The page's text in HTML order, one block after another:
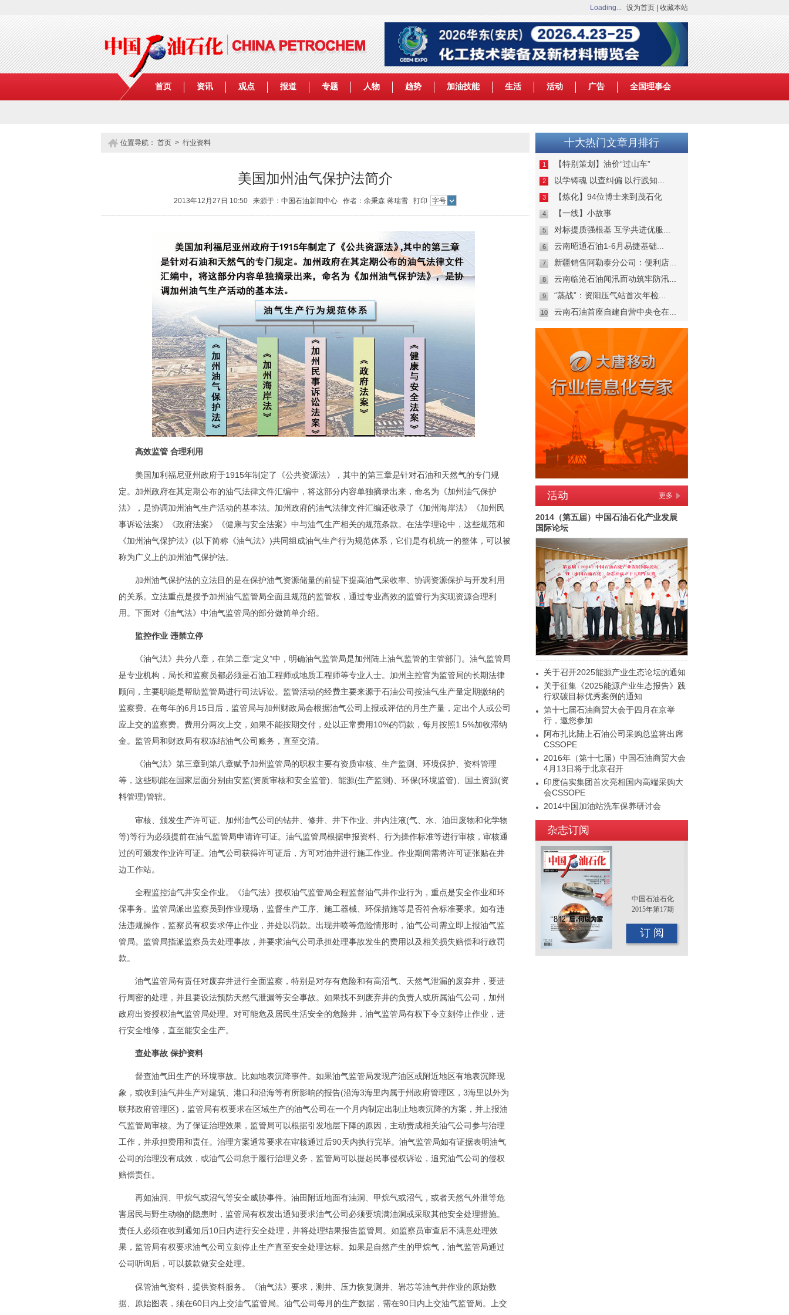
Loading... 设为首页 收藏本站
首页 资讯 观点 报道 专题 人物 趋势 加油技能 生活 活动 广告 全国理事会
位置导航： 首页 > 行业资料
美国加州油气保护法简介
2013年12月27日 10:50 来源于：中国石油新闻中心 作者：余秉森 蒋瑞雪 打印 字号
高效监管 合理利用
美国加利福尼亚州政府于1915年制定了《公共资源法》，其中的第三章是针对石油和天然气的专门规
定。加州政府在其定期公布的油气法律文件汇编中，将这部分内容单独摘录出来，命名为《加州油气保护
法》，是协调加州油气生产活动的基本法。加州政府的油气法律文件汇编还收录了《加州海岸法》《加州民
事诉讼法案》《政府法案》《健康与安全法案》中与油气生产相关的规范条款。在法学理论中，这些规范和
《加州油气保护法》(以下简称《油气法》)共同组成油气生产行为规范体系，它们是有机统一的整体，可以被
称为广义上的加州油气保护法。
加州油气保护法的立法目的是在保护油气资源储量的前提下提高油气采收率、协调资源保护与开发利用
的关系。立法重点是授予加州油气监管局全面且规范的监管权，通过专业高效的监管行为实现资源合理利
用。下面对《油气法》中油气监管局的部分做简单介绍。
监控作业 违禁立停
《油气法》共分八章，在第二章“定义”中，明确油气监管局是加州陆上油气监管的主管部门。油气监管局
是专业机构，局长和监察员都必须是石油工程师或地质工程师等专业人士。加州主控官为监管局的长期法律
顾问，主要职能是帮助监管局进行司法诉讼。监管活动的经费主要来源于石油公司按油气生产量定期缴纳的
监察费。在每年的6月15日后，监管局与加州财政局会根据油气公司上报或评估的月生产量，定出个人或公司
应上交的监察费。费用分两次上交，如果不能按期交付，处以正常费用10%的罚款，每月按照1.5%加收滞纳
金。监管局和财政局有权冻结油气公司账务，直至交清。
《油气法》第三章到第八章赋予加州监管局的职权主要有资质审核、生产监测、环境保护、资料管理
等，这些职能在国家层面分别由安监(资质审核和安全监管)、能源(生产监测)、环保(环境监管)、国土资源(资
料管理)管辖。
审核、颁发生产许可证。加州油气公司的钻井、修井、井下作业、井内注液(气、水、油田废物和化学物
等)等行为必须提前在油气监管局申请许可证。油气监管局根据申报资料、行为操作标准等进行审核，审核通
过的可颁发作业许可证。油气公司获得许可证后，方可对油井进行施工作业。作业期间需将许可证张贴在井
边工作站。
全程监控油气井安全作业。《油气法》授权油气监管局全程监督油气井作业行为，重点是安全作业和环
保事务。监管局派出监察员到作业现场，监督生产工序、施工器械、环保措施等是否符合标准要求。如有违
法违规操作，监察员有权要求停止作业，并处以罚款。出现井喷等危险情形时，油气公司需立即上报油气监
管局。监管局指派监察员去处理事故，并要求油气公司承担处理事故发生的费用以及相关损失赔偿和行政罚
款。
油气监管局有责任对废弃井进行全面监察，特别是对存有危险和有高沼气、天然气泄漏的废弃井，要进
行周密的处理，并且要设法预防天然气泄漏等安全事故。如果找不到废弃井的负责人或所属油气公司，加州
政府出资授权油气监管局处理。对可能危及居民生活安全的危险井，油气监管局有权下令立刻停止作业，进
行安全维修，直至能安全生产。
查处事故 保护资料
督查油气田生产的环境事故。比如地表沉降事件。如果油气监管局发现产油区或附近地区有地表沉降现
象，或收到油气井生产对建筑、港口和沿海等有所影响的报告(沿海3海里内属于州政府管理区，3海里以外为
联邦政府管理区)，监管局有权要求在区域生产的油气公司在一个月内制定出制止地表沉降的方案，并上报油
气监管局审核。为了保证治理效果，监管局可以根据引发地层下降的原因，主动责成相关油气公司参与治理
工作，并承担费用和责任。治理方案通常要求在审核通过后90天内执行完毕。油气监管局如有证据表明油气
公司的治理没有成效，或油气公司怠于履行治理义务，监管局可以提起民事侵权诉讼，追究油气公司的侵权
赔偿责任。
再如油洞、甲烷气或沼气等安全威胁事件。油田附近地面有油洞、甲烷气或沼气，或者天然气外泄等危
害居民与野生动物的隐患时，监管局有权发出通知要求油气公司必须要填满油洞或采取其他安全处理措施。
责任人必须在收到通知后10日内进行安全处理，并将处理结果报告监管局。如监察员审查后不满意处理效
果，监管局有权要求油气公司立刻停止生产直至安全处理达标。如果是自然产生的甲烷气，油气监管局通过
公司听询后，可以拨款做安全处理。
保管油气资料，提供资料服务。《油气法》要求，测井、压力恢复测井、岩芯等油气井作业的原始数
据、原始图表，须在60日内上交油气监管局。油气公司每月的生产数据，需在90日内上交油气监管局。上交
十大热门文章月排行
1 【特别策划】油价“过山车”
2 以学铸魂 以查纠偏 以行践知...
3 【炼化】94位博士来到茂石化
4 【一线】小故事
5 对标提质强根基 互学共进优服...
6 云南昭通石油1-6月易捷基础...
7 新疆销售阿勒泰分公司：便利店...
8 云南临沧石油闻汛而动筑牢防汛...
9 “蒸战”：资阳压气站首次年检...
10 云南石油首座自建自营中央仓在...
活动 更多
2014（第五届）中国石油石化产业发展
国际论坛
关于召开2025能源产业生态论坛的通知
关于征集《2025能源产业生态报告》践
行双碳目标优秀案例的通知
第十七届石油商贸大会于四月在京举
行，邀您参加
阿布扎比陆上石油公司采购总监将出席
CSSOPE
2016年（第十七届）中国石油商贸大会
4月13日将于北京召开
印度信实集团首次亮相国内高端采购大
会CSSOPE
2014中国加油站洗车保养研讨会
2015年（第十二届）中国国际油品行业
年终大会即将召开
杂志订阅
中国石油石化
2015年第17期
订 阅